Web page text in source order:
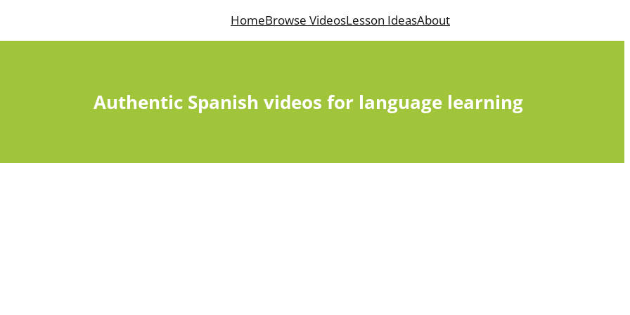
HomeBrowse VideosLesson IdeasAbout
Authentic Spanish videos for language learning